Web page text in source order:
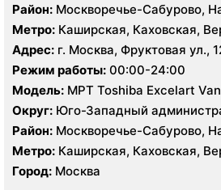
Район: Москворечье-Сабурово,
Нагатинский Затон, Нагорный ,
Чертаново, Центральное
, Зюзино, Черёмушки
Метро: Каширская, Каховская,
Варшавская, Академическая,
Нагорная, Нахимовский
Севастопольская, Чертановская
Адрес: г. Москва, Фруктовая ул.,
Режим работы: 00:00-24:00
Модель: МРТ Toshiba Excelart
Aquilion 32 среза, УЗИ Toshiba
Sonoace X8
Округ: Юго-Западный
Район: Москворечье-Сабурово,
Нагатинский Затон, Нагорный ,
Чертаново, Центральное
, Зюзино, Черёмушки
Метро: Каширская, Каховская,
Варшавская, Академическая,
Нагорная, Нахимовский
Город: Москва